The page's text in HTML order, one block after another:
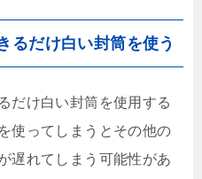
るだけ白い封筒を使う
だけ白い封筒を使用する
使ってしまうとその他の
遅れてしまう可能性があ